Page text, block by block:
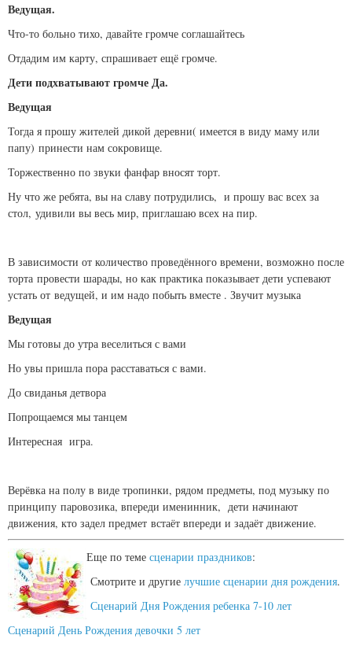
Ведущая.
Что-то больно тихо, давайте громче соглашайтесь
Отдадим им карту, спрашивает ещё громче.
Дети подхватывают громче Да.
Ведущая
Тогда я прошу жителей дикой деревни( имеется в виду маму или
папу) принести нам сокровище.
Торжественно по звуки фанфар вносят торт.
Ну что же ребята, вы на славу потрудились, и прошу вас всех за
стол, удивили вы весь мир, приглашаю всех на пир.
В зависимости от количество проведённого времени, возможно после
торта провести шарады, но как практика показывает дети успевают
устать от ведущей, и им надо побыть вместе . Звучит музыка
Ведущая
Мы готовы до утра веселиться с вами
Но увы пришла пора расставаться с вами.
До свиданья детвора
Попрощаемся мы танцем
Интересная игра.
Верёвка на полу в виде тропинки, рядом предметы, под музыку по
принципу паровозика, впереди именинник, дети начинают
движения, кто задел предмет встаёт впереди и задаёт движение.
Еще по теме сценарии праздников:
Смотрите и другие лучшие сценарии дня рождения.
Сценарий Дня Рождения ребенка 7-10 лет
Сценарий День Рождения девочки 5 лет